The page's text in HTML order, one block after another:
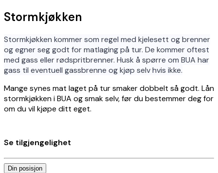
Stormkjøkken
Stormkjøkken kommer som regel med kjelesett og brenner
og egner seg godt for matlaging på tur. De kommer oftest
med gass eller rødspritbrenner. Husk å spørre om BUA har
gass til eventuell gassbrenne og kjøp selv hvis ikke.
Mange synes mat laget på tur smaker dobbelt så godt. Lån
stormkjøkken i BUA og smak selv, før du bestemmer deg for
om du vil kjøpe ditt eget.
Se tilgjengelighet
Din posisjon